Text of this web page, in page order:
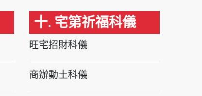
十. 宅第祈福科儀
旺宅招財科儀
商辦動土科儀